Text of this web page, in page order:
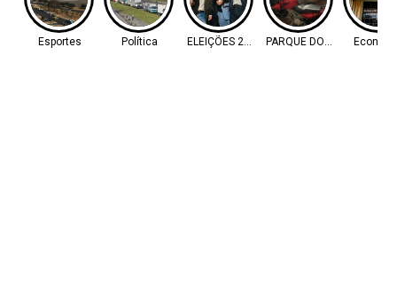
Esportes Política ELEIÇÕES 2026 PARQUE DOS IPÊS